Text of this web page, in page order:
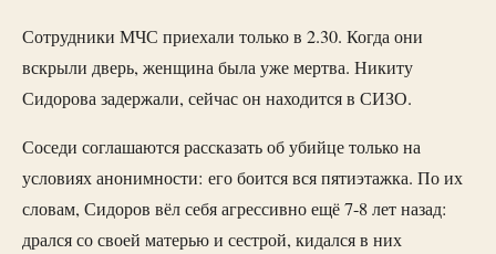
Сотрудники МЧС приехали только в 2.30. Когда они
вскрыли дверь, женщина была уже мертва. Никиту
Сидорова задержали, сейчас он находится в СИЗО.
Соседи соглашаются рассказать об убийце только на
условиях анонимности: его боится вся пятиэтажка. По их
словам, Сидоров вёл себя агрессивно ещё 7-8 лет назад:
дрался со своей матерью и сестрой, кидался в них